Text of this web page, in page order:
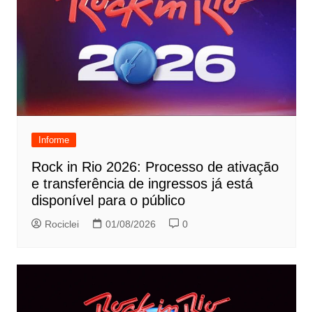
Informe
Rock in Rio 2026: Processo de ativação
e transferência de ingressos já está
disponível para o público
Rociclei 01/08/2026 0